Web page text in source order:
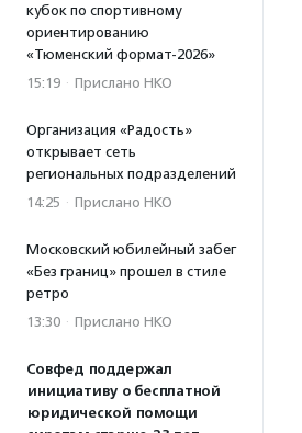
кубок по спортивному
ориентированию
«Тюменский формат-2026»
15:19 · Прислано НКО
Организация «Радость»
открывает сеть
региональных подразделений
14:25 · Прислано НКО
Московский юбилейный забег
«Без границ» прошел в стиле
ретро
13:30 · Прислано НКО
Совфед поддержал
инициативу о бесплатной
юридической помощи